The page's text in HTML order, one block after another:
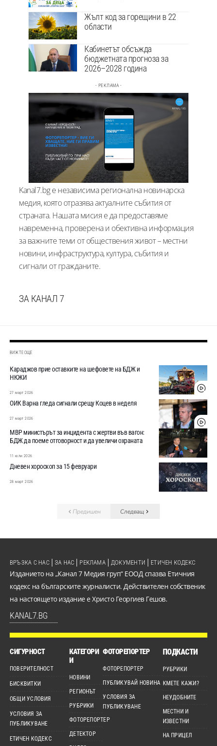
Жълт код за горещини в 22
области
Кабинетът обсъжда
бюджетната прогноза за
2026–2028 година
- РЕКЛАМА -
Kanal7.bg е независима регионална новинарска
медия, която отразява актуалните събития от
страната. Нашата мисия е да предоставяме
навременна, проверена и обективна информация
за важните теми от обществения живот – местни
новини, инфраструктура, култура, събития и
сигнали от гражданите.
ЗА КАНАЛ 7
ВИЖТЕ ОЩЕ
Караджов прие оставките на шефовете на БДЖ и
НКЖИ
27 март 2026
ОИК Варна гледа сигнали срещу Коцев в неделя
27 март 2026
МВР министърът за инцидента с жертви във вагон:
БДЖ да поеме отговорност и да увеличи охраната
11 юли 2026
Дневен хороскоп за 15 февруари
28 март 2026
Предишен Следващ
Изданието на „Канал 7 Медия груп“ ЕООД спазва Етичния
кодекс на българските журналисти. Действителен собственик
на настоящето издание е Христо Георгиев Гешов.
KANAL7.BG
ВРЪЗКА С НАС ЗА НАС РЕКЛАМА ДОКУМЕНТИ ЕТИЧЕН КОДЕКС
СИГУРНОСТ
ПОВЕРИТЕЛНОСТ
БИСКВИТКИ
ОБЩИ УСЛОВИЯ
УСЛОВИЯ ЗА
ПУБЛИКУВАНЕ
ЕТИЧЕН КОДЕКС
КАТЕГОРИ
И
НОВИНИ
РЕГИОНЪТ
РУБРИКИ
ФОТОРЕПОРТЕР
ДЕТЕКТОР
ФОТОРЕПОРТЕР
ФОТОРЕПОРТЕР
ПУБЛИКУВАЙ НОВИНА
УСЛОВИЯ ЗА
ПУБЛИКУВАНЕ
ПОДКАСТИ
РУБРИКИ
КМЕТЕ КАЖИ?
НЕУДОБНИТЕ
МЕСТНИ И
ИЗВЕСТНИ
НА ПРИЦЕЛ